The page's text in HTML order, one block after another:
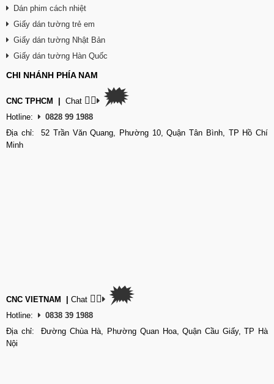
Dán phim cách nhiệt
Giấy dán tường trẻ em
Giấy dán tường Nhật Bản
Giấy dán tường Hàn Quốc
CHI NHÁNH PHÍA NAM
CNC TPHCM Chat 👉🏽 🗯
Hotline:
0828 99 1988
Địa chỉ: 52 Trần Văn Quang, Phường 10, Quận Tân Bình, TP Hồ Chí
Minh
CNC VIETNAM Chat 👉🏽 🗯
Hotline:
0838 39 1988
Địa chỉ: Đường Chùa Hà, Phường Quan Hoa, Quận Cầu Giấy, TP Hà
Nội